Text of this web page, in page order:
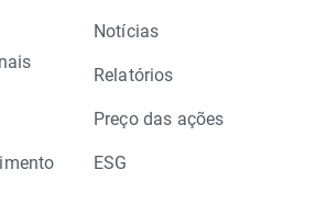
Notícias
Relatórios
Preço das ações
ESG